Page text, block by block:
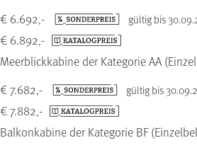
Meerblickkabine der Kategorie AA
€ 6.692,- gültig bis
€ 6.892,-
Balkonkabine der Kategorie BF
€ 7.682,- gültig bis
€ 7.882,-